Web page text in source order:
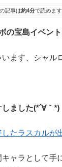
記事は約4分で読めます
の宝島イベン
ます、シャル
ました(*´∀｀*)
たラスカルが
ャラとして手